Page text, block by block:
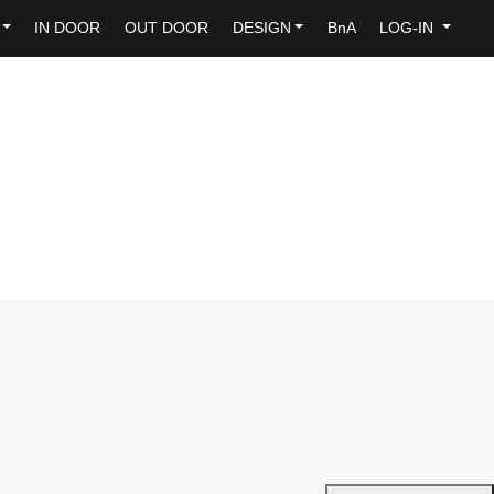
IN DOOR OUT DOOR DESIGN BnA LOG-IN